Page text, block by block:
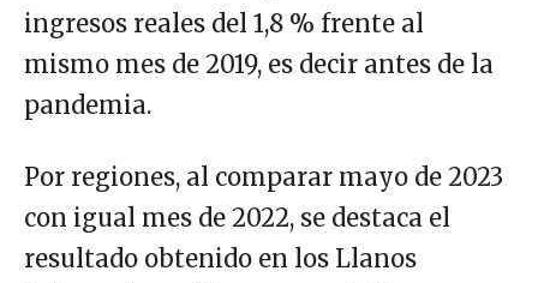
ingresos reales del 1,8 % frente al
mismo mes de 2019, es decir antes de la
pandemia.
Por regiones, al comparar mayo de 2023
con igual mes de 2022, se destaca el
resultado obtenido en los Llanos